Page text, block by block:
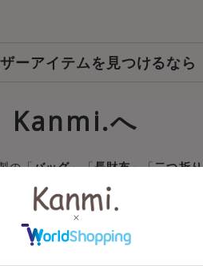
ーアイテムを見つけるなら
Kanmi.へ
の「バッグ」「長財布」「二つ折
名刺入れ 1300アイテムの圧
お手入れなどのアフターフォローも
と永く寄り添える